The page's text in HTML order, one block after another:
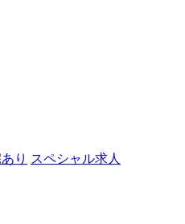
り スペシャル求人